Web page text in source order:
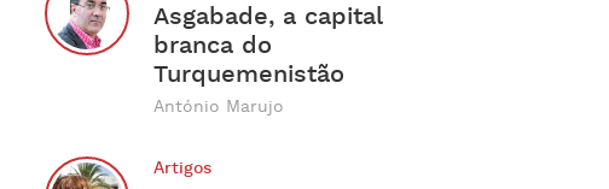
Asgabade, a capital
branca do
Turquemenistão
António Marujo
Artigos